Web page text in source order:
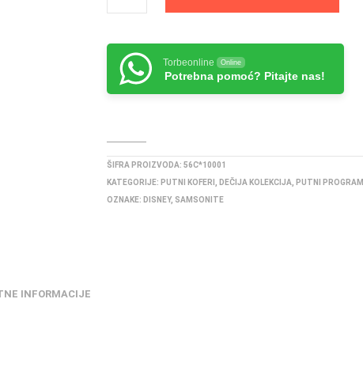
Torbeonline Online
Potrebna pomoć? Pitajte nas!
ŠIFRA PROIZVODA:56C*10001
KATEGORIJE: PUTNI KOFERI DEČIJA KOLEKCIJA
PUTNI PROGRAM
OZNAKE: DISNEY, SAMSONITE
INFORMACIJE